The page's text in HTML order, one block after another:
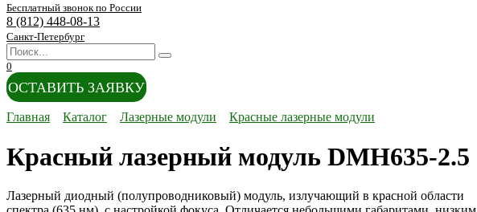
Бесплатный звонок по России
8 (812) 448-08-13
Санкт-Петербург
Search
for:
0
ОСТАВИТЬ ЗАЯВКУ
Главная Каталог Лазерные модули Красные лазерные модули
Красный лазерный модуль DMH635-2.5
Лазерный диодный (полупроводниковый) модуль, излучающий в красной области